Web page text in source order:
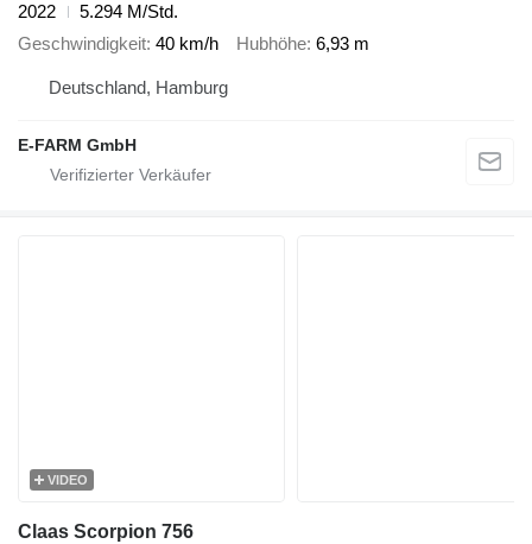
2022
5.294 M/Std.
Geschwindigkeit 40 km/h Hubhöhe 6,93 m
Deutschland, Hamburg
E-FARM GmbH
VIDEO
Claas Scorpion 756